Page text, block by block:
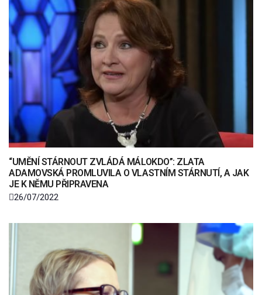
“UMĚNÍ STÁRNOUT ZVLÁDÁ MÁLOKDO”: ZLATA
ADAMOVSKÁ PROMLUVILA O VLASTNÍM STÁRNUTÍ, A JAK
JE K NĚMU PŘIPRAVENA
26/07/2022